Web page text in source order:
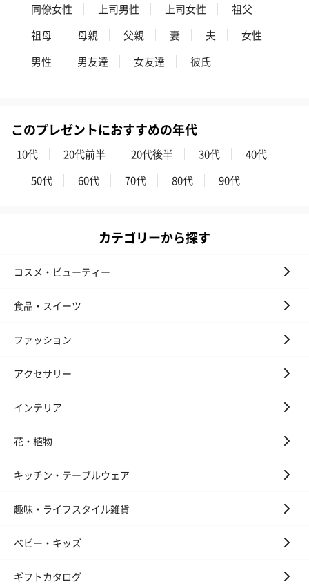
同僚女性
上司男性 上司女性
祖父
祖母
母親 父親 妻 夫
女性
男性
男友達 女友達 彼氏
このプレゼントにおすすめの年代
10代 20代前半 20代後半 30代
40代
50代
60代 70代 80代 90代
カテゴリーから探す
コスメ・ビューティー
食品・スイーツ
ファッション
アクセサリー
インテリア
花・植物
キッチン・テーブルウェア
趣味・ライフスタイル雑貨
ベビー・キッズ
ギフトカタログ